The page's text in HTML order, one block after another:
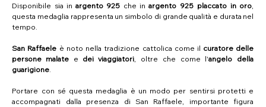
Disponibile sia inargento 925 che inargento 925 placcato in oro,
questa medaglia rappresenta un simbolo di grande qualità e durata nel
tempo.
San Raffaele è noto nella tradizione cattolica come il curatore delle
persone malate e dei viaggiatori, oltre che come l'angelo della
guarigione.
Portare con sé questa medaglia è un modo per sentirsi protetti e
accompagnati dalla presenza di San Raffaele, importante figura